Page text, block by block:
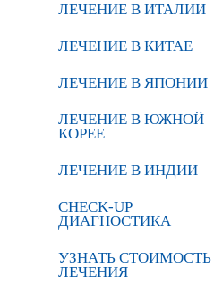
ЛЕЧЕНИЕ В ИТАЛИИ
ЛЕЧЕНИЕ В КИТАЕ
ЛЕЧЕНИЕ В ЯПОНИИ
ЛЕЧЕНИЕ В ЮЖНОЙ
КОРЕЕ
ЛЕЧЕНИЕ В ИНДИИ
CHECK-UP
ДИАГНОСТИКА
УЗНАТЬ СТОИМОСТЬ
ЛЕЧЕНИЯ